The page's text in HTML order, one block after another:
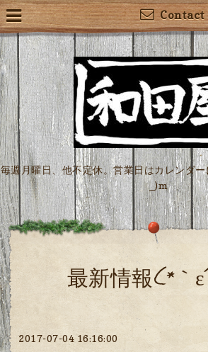
Contact
毎週月曜日、他不定休。営業日はカレンダ
_)m
最新情報(*｀
2017-07-04 16:16:00